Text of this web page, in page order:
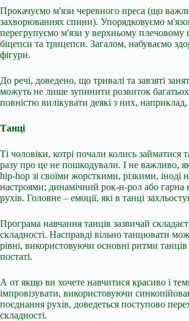
Прокачуємо м'язи черевного преса (що
захворюваннях спини). Упорядковуємо
перегрупуємо м'язи у верхньому плечовому
біцепси та трицепси. Загалом, набуваємо
фігури.
До речі, доведено, що тривалі та завзяті
можуть не лише зупинити розвиток
повністю вилікувати деякі з них, наприклад,
Танці
Ті чоловіки, котрі почали колись
разу про це не пошкодували. І не важливо,
hip-hop зі своїми жорсткими, різкими, іноді
настроями; динамічний рок-н-рол або гарна
рухів. Головне – емоції, які в танці
Програма навчання танців зазвичай
складності. Насправді вільно танцювати
рівні, використовуючи основні ритми танців
постаті.
А от якщо ви хочете навчитися красиво і
імпровізувати, використовуючи
поєднання рухів, доведеться поступово
складності.